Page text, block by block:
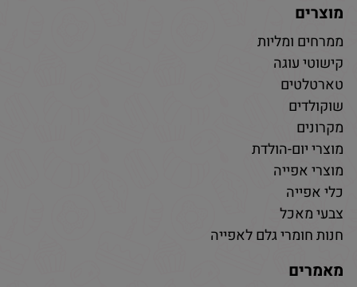
מוצרים
ממרחים ומליות
קישוטי עוגה
טארטלטים
שוקולדים
מקרונים
מוצרי יום-הולדת
מוצרי אפייה
כלי אפייה
צבעי מאכל
חנות חומרי גלם לאפייה
מאמרים